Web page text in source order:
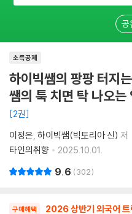
공
소득공제
하이빅쌤의 팡팡 터지
쌤의 툭 치면 탁 나오는
2권
이정은 하이빅쌤(빅토리아 신) 저
타인의취향
2025.10.01.
9.6 302
구매혜택 2026 상반기 외국어